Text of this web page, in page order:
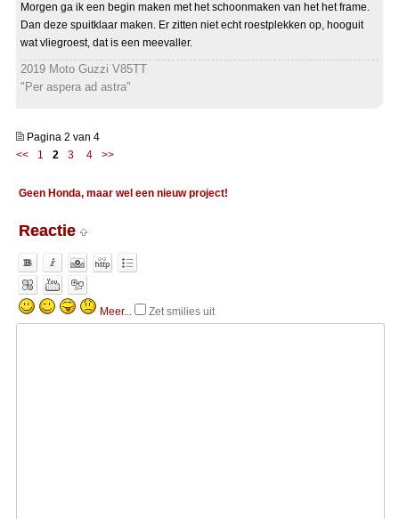
Morgen ga ik een begin maken met het schoonmaken van het het frame.
Dan deze spuitklaar maken. Er zitten niet echt roestplekken op, hooguit
wat vliegroest, dat is een meevaller.
2019 Moto Guzzi V85TT
"Per aspera ad astra"
Pagina 2 van 4
<<
1 2 3 4 >>
Geen Honda, maar wel een nieuw project!
Reactie
Meer... Zet smilies uit